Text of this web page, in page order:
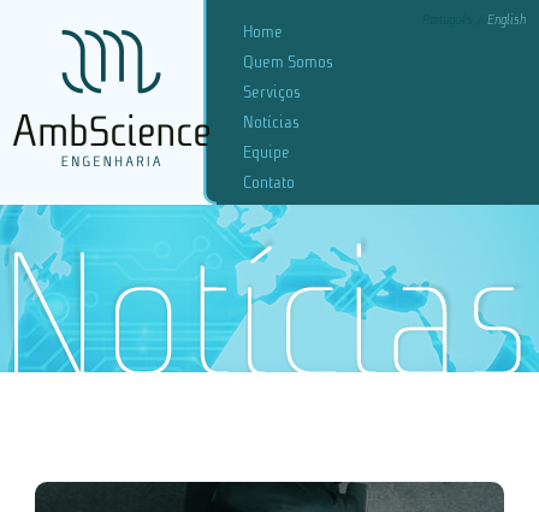
English
Home
Quem Somos
Serviços
Notícias
Equipe
Contato